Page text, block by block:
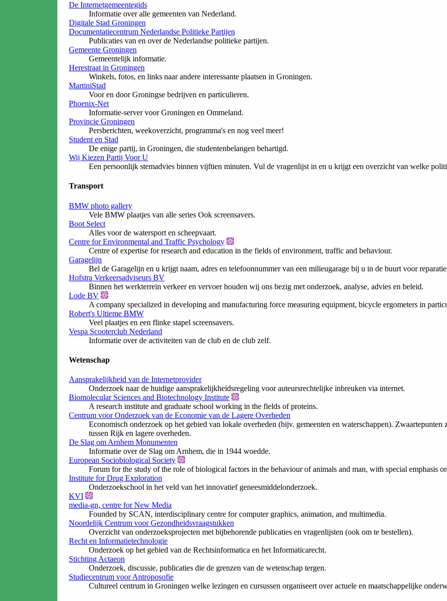
De Internetgemeentegids
Informatie over alle gemeenten van Nederland.
Digitale Stad Groningen
Documentatiecentrum Nederlandse Politieke Partijen
Publicaties van en over de Nederlandse politieke partijen.
Gemeente Groningen
Gemeentelijk informatie.
Herestraat in Groningen
Winkels, fotos, en links naar andere interessante plaatsen in Groningen.
MartiniStad
Voor en door Groningse bedrijven en particulieren.
Phoenix-Net
Informatie-server voor Groningen en Ommeland.
Provincie Groningen
Persberichten, weekoverzicht, programma's en nog veel meer!
Student en Stad
De enige partij, in Groningen, die studentenbelangen behartigd.
Wij Kiezen Partij Voor U
Een persoonlijk stemadvies binnen vijftien minuten. Vul de vragenlijst in en u krijgt een overzicht van welke
Transport
BMW photo gallery
Vele BMW plaatjes van alle series Ook screensavers.
Boot Select
Alles voor de watersport en scheepvaart.
Centre for Environmental and Traffic Psychology
Centre of expertise for research and education in the fields of environment, traffic and behaviour.
Garagelijn
Bel de Garagelijn en u krijgt naam, adres en telefoonnummer van een milieugarage bij u in de buurt voor
Hofstra Verkeersadviseurs BV
Binnen het werkterrein verkeer en vervoer houden wij ons bezig met onderzoek, analyse, advies en beleid.
Lode BV
A company specialized in developing and manufacturing force measuring equipment, bicycle ergometers in
Robert's Ultieme BMW
Veel plaatjes en een flinke stapel screensavers.
Vespa Scooterclub Nederland
Informatie over de activiteiten van de club en de club zelf.
Wetenschap
Aansprakelijkheid van de Internetprovider
Onderzoek naar de huidige aansprakelijkheidsregeling voor auteursrechtelijke inbreuken via internet.
Biomolecular Sciences and Biotechnology Institute
A research institute and graduate school working in the fields of proteins.
Centrum voor Onderzoek van de Economie van de Lagere Overheden
Economisch onderzoek op het gebied van lokale overheden (bijv. gemeenten en waterschappen).
tussen Rijk en lagere overheden.
De Slag om Arnhem Monumenten
Informatie over de Slag om Arnhem, die in 1944 woedde.
European Sociobiological Society
Forum for the study of the role of biological factors in the behaviour of animals and man, with special emphasis
Institute for Drug Exploration
Onderzoekschool in het veld van het innovatief geneesmiddelonderzoek.
KVI
media-gn, centre for New Media
Founded by SCAN, interdisciplinary centre for computer graphics, animation, and multimedia.
Noordelijk Centrum voor Gezondheidsvraagstukken
Overzicht van onderzoeksprojecten met bijbehorende publicaties en vragenlijsten (ook om te bestellen).
Recht en Informatietechnologie
Onderzoek op het gebied van de Rechtsinformatica en het Informaticarecht.
Stichting Actaeon
Onderzoek, discussie, publicaties die de grenzen van de wetenschap tergen.
Studiecentrum voor Antroposofie
Cultureel centrum in Groningen welke lezingen en cursussen organiseert over actuele en maatschappelijke